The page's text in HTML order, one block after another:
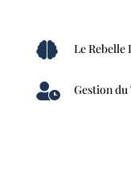
 Le
 Gestion